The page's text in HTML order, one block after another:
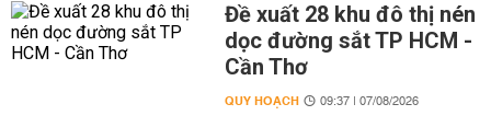
Đề xuất 28 khu đô thị nén
dọc đường sắt TP HCM -
Cần Thơ
QUY HOẠCH 09:37 | 07/08/2026